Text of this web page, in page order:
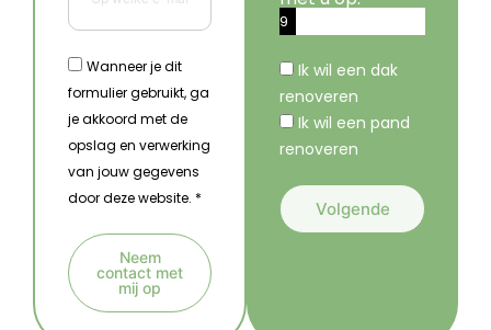
Wanneer je dit
formulier gebruikt, ga
je akkoord met de
opslag en verwerking
van jouw gegevens
door deze website. *
Neem
contact met
mij op
9
Ik wil een dak
renoveren
Ik wil een pand
renoveren
Volgende